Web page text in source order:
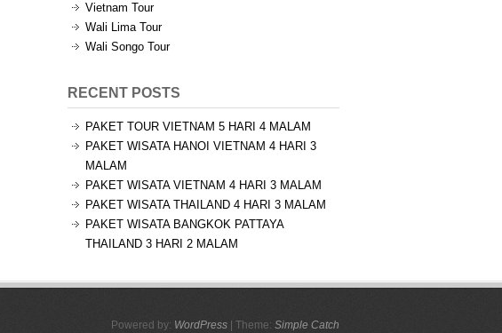
Vietnam Tour
Wali Lima Tour
Wali Songo Tour
RECENT POSTS
PAKET TOUR VIETNAM 5 HARI 4 MALAM
PAKET WISATA HANOI VIETNAM 4 HARI 3
MALAM
PAKET WISATA VIETNAM 4 HARI 3 MALAM
PAKET WISATA THAILAND 4 HARI 3 MALAM
PAKET WISATA BANGKOK PATTAYA
THAILAND 3 HARI 2 MALAM
Powered by: WordPress | Theme: Simple Catch